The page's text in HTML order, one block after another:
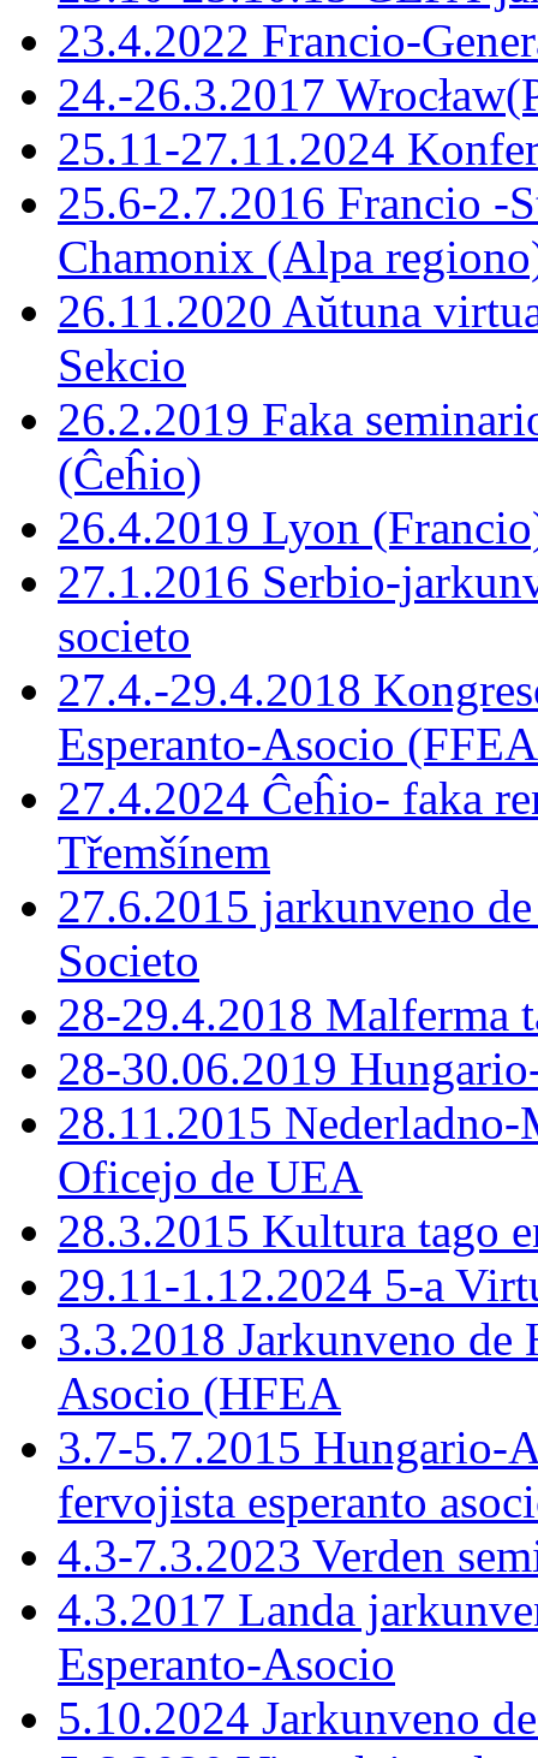
23.4.2022 Francio-
24.-26.3.2017
25.11-27.11.2024
25.6-2.7.2016 Francio -
Chamonix (Alpa
26.11.2020 Aŭtuna
Sekcio
26.2.2019 Faka
(Ĉeĥio)
26.4.2019 Lyon
27.1.2016 Serbio-
societo
27.4.-29.4.2018
Esperanto-Asocio (FFEA
27.4.2024 Ĉeĥio- faka
Třemšínem
27.6.2015 jarkunveno
Societo
28-29.4.2018 Malferma
28-30.06.2019
28.11.2015
Oficejo de UEA
28.3.2015 Kultura tago
29.11-1.12.2024 5-a
3.3.2018 Jarkunveno de
Asocio (HFEA
3.7-5.7.2015 Hungario-
fervojista esperanto
4.3-7.3.2023 Verden
4.3.2017 Landa
Esperanto-Asocio
5.10.2024 Jarkunveno